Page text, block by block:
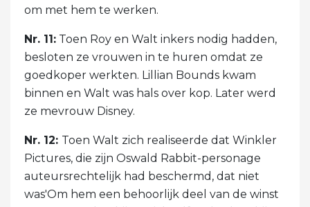
om met hem te werken.
Nr. 11: Toen Roy en Walt inkers nodig hadden,
besloten ze vrouwen in te huren omdat ze
goedkoper werkten. Lillian Bounds kwam
binnen en Walt was hals over kop. Later werd
ze mevrouw Disney.
Nr. 12: Toen Walt zich realiseerde dat Winkler
Pictures, die zijn Oswald Rabbit-personage
auteursrechtelijk had beschermd, dat niet
was'Om hem een ​​behoorlijk deel van de winst